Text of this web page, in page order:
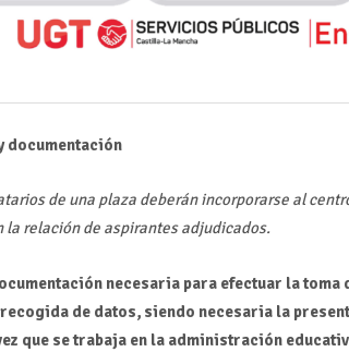
documentación
de una plaza deberán incorporarse al
la relación de aspirantes adjudicados.
necesaria para efectuar la
recogida de datos, siendo necesaria la
que se trabaja en la administración